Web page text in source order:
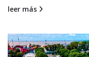
leer más